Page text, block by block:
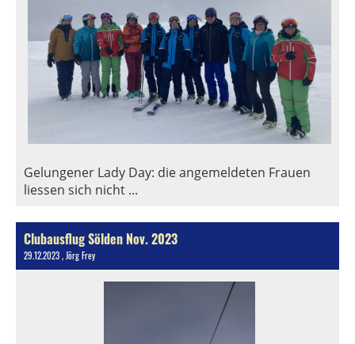
Gelungener Lady Day: die angemeldeten Frauen
liessen sich nicht ...
Clubausflug Sölden Nov. 2023
29.12.2023, Jörg Frey